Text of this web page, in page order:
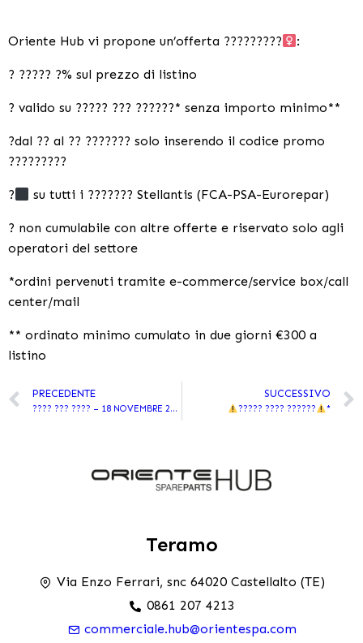
Oriente Hub vi propone un’offerta ?????????‍ :
? ????? ?% sul prezzo di listino
? valido su ????? ??? ??????* senza importo minimo**
?dal ?? al ?? ??????? solo inserendo il codice promo
?????????
?‍ su tutti i ??????? Stellantis (FCA-PSA-Eurorepar)
? non cumulabile con altre offerte e riservato solo agli
operatori del settore
*ordini pervenuti tramite e-commerce/service box/call
center/mail
** ordinato minimo cumulato in due giorni €300 a
listino
PRECEDENTE
???? ??? ???? – 18 NOVEMBRE 2023
SUCCESSIVO
????? ???? ?????? *
Teramo
Via Enzo Ferrari, snc 64020 Castellalto (TE)
0861 207 4213
commerciale.hub@orientespa.com